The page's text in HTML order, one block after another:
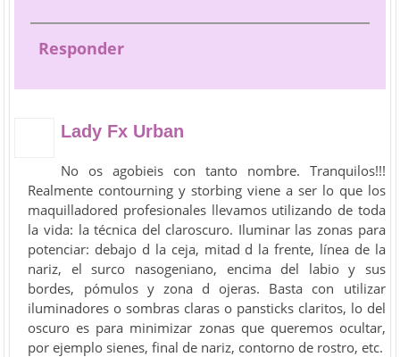
Responder
Lady Fx Urban
No os agobieis con tanto nombre. Tranquilos!!!
Realmente contourning y storbing viene a ser lo que los
maquilladored profesionales llevamos utilizando de toda
la vida: la técnica del claroscuro. Iluminar las zonas para
potenciar: debajo d la ceja, mitad d la frente, línea de la
nariz, el surco nasogeniano, encima del labio y sus
bordes, pómulos y zona d ojeras. Basta con utilizar
iluminadores o sombras claras o pansticks claritos, lo del
oscuro es para minimizar zonas que queremos ocultar,
por ejemplo sienes, final de nariz, contorno de rostro, etc.